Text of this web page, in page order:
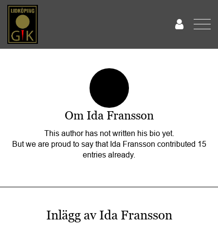
Om Ida Fransson
This author has not written his bio yet.
But we are proud to say that Ida Fransson contributed 15
entries already.
Inlägg av Ida Fransson